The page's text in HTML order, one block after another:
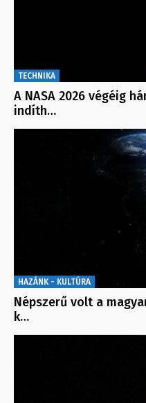
TECHNIKA
A NASA 2026 végéig
indíth…
HAZÁNK - KULTÚRA
Népszerű volt a
k…